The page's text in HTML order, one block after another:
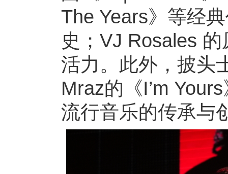
The Years》等经
史；VJ Rosales
活力。此外，披头
Mraz的《I’m
流行音乐的传承与